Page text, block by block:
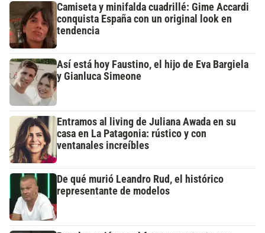
Camiseta y minifalda cuadrillé: Gime Accardi
conquista España con un original look en
tendencia
Así está hoy Faustino, el hijo de Eva Bargiela
y Gianluca Simeone
Entramos al living de Juliana Awada en su
casa en La Patagonia: rústico y con
ventanales increíbles
De qué murió Leandro Rud, el histórico
representante de modelos